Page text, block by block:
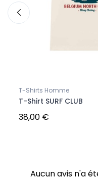
T-Shirts Homme
T-Shirt SURF CLUB
38,00 €
Aucun avis n'a